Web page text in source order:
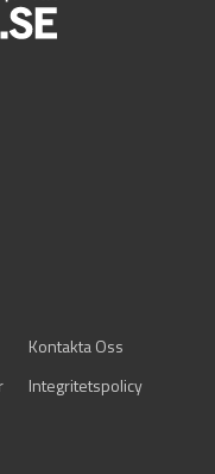
Kontakta Oss
Integritetspolicy